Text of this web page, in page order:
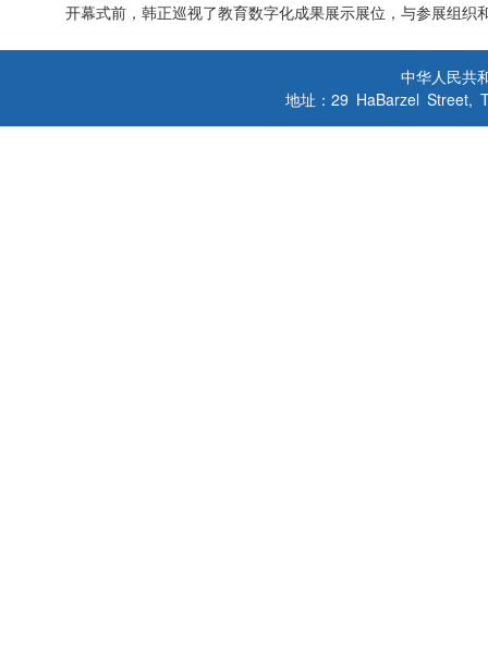
开幕式前，韩正巡视了教育数字化成果展示展位，与参展组织
中华人民共
地址：29 HaBarzel Street,